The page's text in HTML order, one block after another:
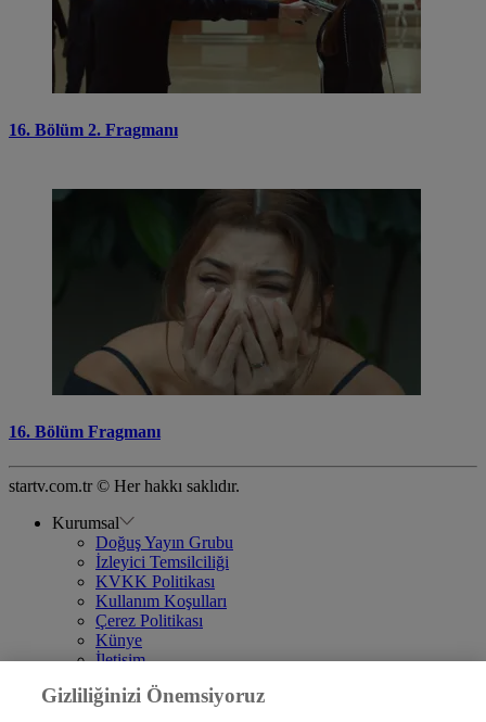
16. Bölüm 2. Fragmanı
16. Bölüm Fragmanı
startv.com.tr © Her hakkı saklıdır.
Kurumsal
Doğuş Yayın Grubu
İzleyici Temsilciliği
KVKK Politikası
Kullanım Koşulları
Çerez Politikası
Künye
İletişim
DYG Televizyonlar
Gizliliğinizi Önemsiyoruz